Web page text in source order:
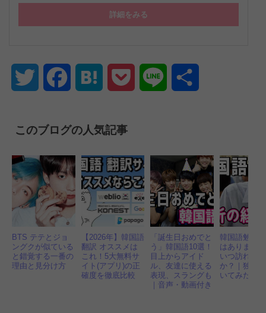
詳細をみる
Twitter FacebookHatena Pocket Line
このブログの人気記事
BTS テテとジョ
ングクが似ている
と錯覚する一番の
理由と見分け方
【2026年】韓国語
翻訳 オススメは
これ！5大無料サ
イト(アプリ)の正
確度を徹底比較
「誕生日おめでと
う」韓国語10選！
目上からアイド
ル、友達に使える
表現、スラングも
｜音声・動画付き
韓国語勉強
はありまし
いつ訪れま
か？｜独学
いてみた！